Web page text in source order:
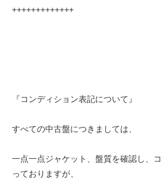
+++++++++++++
『コンディション表記について』
すべての中古盤につきましては、
一点一点ジャケット、盤質を確認し、
っておりますが、